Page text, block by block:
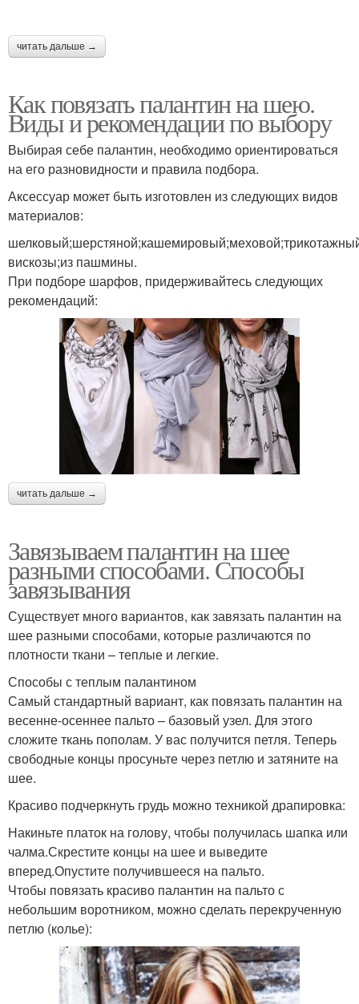
читать дальше →
Как повязать палантин на шею.
Виды и рекомендации по выбору
Выбирая себе палантин, необходимо ориентироваться
на его разновидности и правила подбора.
Аксессуар может быть изготовлен из следующих видов
материалов:
вискозы;из пашмины.
При подборе шарфов, придерживайтесь следующих
рекомендаций:
читать дальше →
Завязываем палантин на шее
разными способами. Способы
завязывания
Существует много вариантов, как завязать палантин на
шее разными способами, которые различаются по
плотности ткани – теплые и легкие.
Способы с теплым палантином
Самый стандартный вариант, как повязать палантин на
весенне-осеннее пальто – базовый узел. Для этого
сложите ткань пополам. У вас получится петля. Теперь
свободные концы просуньте через петлю и затяните на
шее.
Красиво подчеркнуть грудь можно техникой драпировка:
Накиньте платок на голову, чтобы получилась шапка или
чалма.Скрестите концы на шее и выведите
вперед.Опустите получившееся на пальто.
Чтобы повязать красиво палантин на пальто с
небольшим воротником, можно сделать перекрученную
петлю (колье):